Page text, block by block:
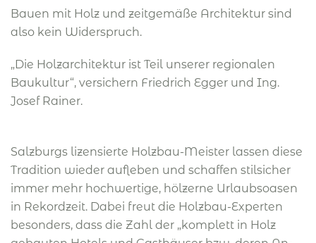
Bauen mit Holz und zeitgemäße Architektur sind
also kein Widerspruch.
„Die Holzarchitektur ist Teil unserer regionalen
Baukultur“, versichern Friedrich Egger und Ing.
Josef Rainer.
Salzburgs lizensierte Holzbau-Meister lassen diese
Tradition wieder aufleben und schaffen stilsicher
immer mehr hochwertige, hölzerne Urlaubsoasen
in Rekordzeit. Dabei freut die Holzbau-Experten
besonders, dass die Zahl der „komplett in Holz